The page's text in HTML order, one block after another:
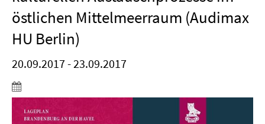
östlichen Mittelmeerraum (Audimax
HU Berlin)
20.09.2017 - 23.09.2017